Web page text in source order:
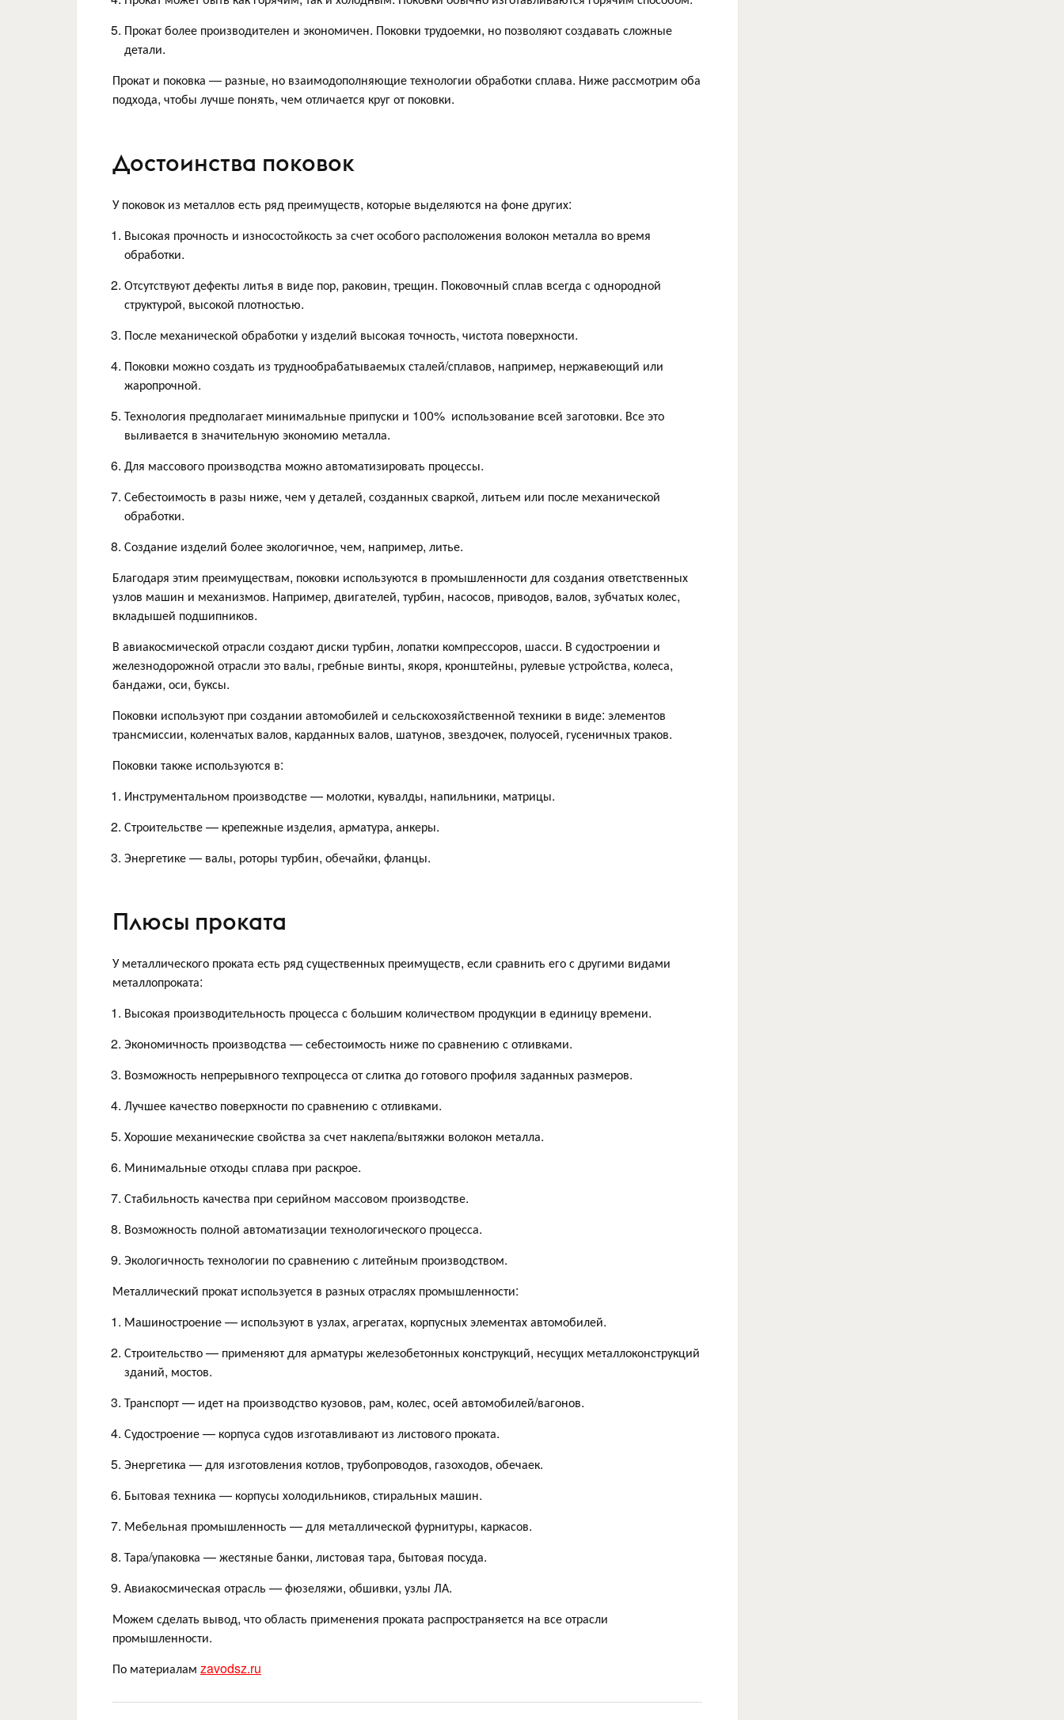
Прокат более производителен и экономичен. Поковки трудоемки, но позволяют создавать сложные
детали.
Прокат и поковка — разные, но взаимодополняющие технологии обработки сплава. Ниже рассмотрим оба
подхода, чтобы лучше понять, чем отличается круг от поковки.
Достоинства поковок
У поковок из металлов есть ряд преимуществ, которые выделяются на фоне других:
Высокая прочность и износостойкость за счет особого расположения волокон металла во время
обработки.
Отсутствуют дефекты литья в виде пор, раковин, трещин. Поковочный сплав всегда с однородной
структурой, высокой плотностью.
После механической обработки у изделий высокая точность, чистота поверхности.
Поковки можно создать из труднообрабатываемых сталей/сплавов, например, нержавеющий или
жаропрочной.
Технология предполагает минимальные припуски и 100% использование всей заготовки. Все это
выливается в значительную экономию металла.
Для массового производства можно автоматизировать процессы.
Себестоимость в разы ниже, чем у деталей, созданных сваркой, литьем или после механической
обработки.
Создание изделий более экологичное, чем, например, литье.
Благодаря этим преимуществам, поковки используются в промышленности для создания ответственных
узлов машин и механизмов. Например, двигателей, турбин, насосов, приводов, валов, зубчатых колес,
вкладышей подшипников.
В авиакосмической отрасли создают диски турбин, лопатки компрессоров, шасси. В судостроении и
железнодорожной отрасли это валы, гребные винты, якоря, кронштейны, рулевые устройства, колеса,
бандажи, оси, буксы.
Поковки используют при создании автомобилей и сельскохозяйственной техники в виде: элементов
трансмиссии, коленчатых валов, карданных валов, шатунов, звездочек, полуосей, гусеничных траков.
Поковки также используются в:
Инструментальном производстве — молотки, кувалды, напильники, матрицы.
Строительстве — крепежные изделия, арматура, анкеры.
Энергетике — валы, роторы турбин, обечайки, фланцы.
Плюсы проката
У металлического проката есть ряд существенных преимуществ, если сравнить его с другими видами
металлопроката:
Высокая производительность процесса с большим количеством продукции в единицу времени.
Экономичность производства — себестоимость ниже по сравнению с отливками.
Возможность непрерывного техпроцесса от слитка до готового профиля заданных размеров.
Лучшее качество поверхности по сравнению с отливками.
Хорошие механические свойства за счет наклепа/вытяжки волокон металла.
Минимальные отходы сплава при раскрое.
Стабильность качества при серийном массовом производстве.
Возможность полной автоматизации технологического процесса.
Экологичность технологии по сравнению с литейным производством.
Металлический прокат используется в разных отраслях промышленности:
Машиностроение — используют в узлах, агрегатах, корпусных элементах автомобилей.
Строительство — применяют для арматуры железобетонных конструкций, несущих металлоконструкций
зданий, мостов.
Транспорт — идет на производство кузовов, рам, колес, осей автомобилей/вагонов.
Судостроение — корпуса судов изготавливают из листового проката.
Энергетика — для изготовления котлов, трубопроводов, газоходов, обечаек.
Бытовая техника — корпусы холодильников, стиральных машин.
Мебельная промышленность — для металлической фурнитуры, каркасов.
Тара/упаковка — жестяные банки, листовая тара, бытовая посуда.
Авиакосмическая отрасль — фюзеляжи, обшивки, узлы ЛА.
Можем сделать вывод, что область применения проката распространяется на все отрасли
промышленности.
По материалам zavodsz.ru